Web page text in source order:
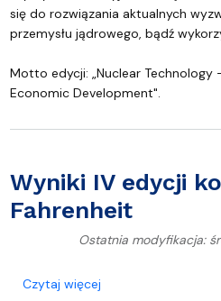
się do rozwiązania aktualnych
przemysłu jądrowego, bądź
Motto edycji: „Nuclear
Economic Development".
Wyniki IV edycji
Fahrenheit
Ostatnia modyfikacja:
Czytaj więcejo Wyniki IV edycji